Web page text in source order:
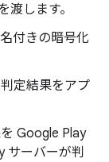
渡します。
付きの暗号化
定結果をアプ
Google Play
サーバーが判